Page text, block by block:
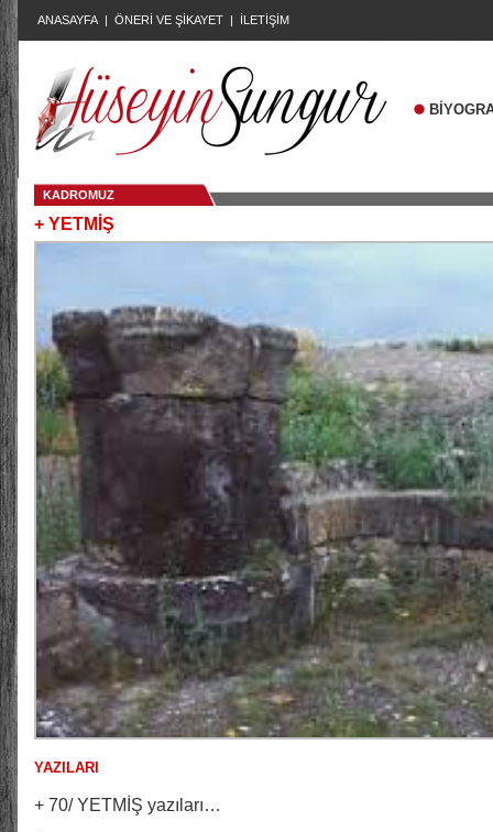
ANASAYFA | ÖNERİ VE ŞİKAYET | İLETİŞİM
KADROMUZ
+ YETMİŞ
YAZILARI
+ 70/ YETMİŞ yazıları…